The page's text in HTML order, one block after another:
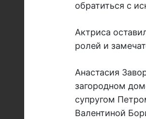
обратиться с
Актриса
ролей и
Анастасия
загородном
супругом
Валентиной